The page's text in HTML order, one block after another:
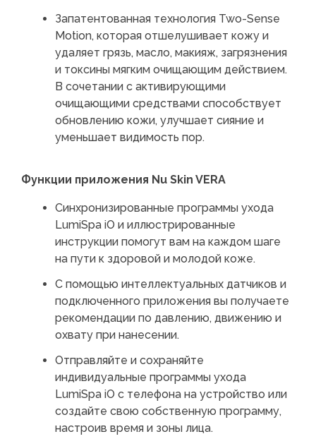
Запатентованная технология Two-Sense
Motion, которая отшелушивает кожу и
удаляет грязь, масло, макияж, загрязнения
и токсины мягким очищающим действием.
В сочетании с активирующими
очищающими средствами способствует
обновлению кожи, улучшает сияние и
уменьшает видимость пор.
Функции приложения Nu Skin VERA
Синхронизированные программы ухода
LumiSpa iO и иллюстрированные
инструкции помогут вам на каждом шаге
на пути к здоровой и молодой коже.
С помощью интеллектуальных датчиков и
подключенного приложения вы получаете
рекомендации по давлению, движению и
охвату при нанесении.
Отправляйте и сохраняйте
индивидуальные программы ухода
LumiSpa iO с телефона на устройство или
создайте свою собственную программу,
настроив время и зоны лица.